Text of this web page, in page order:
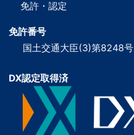
免許・認定
免許番号
国土交通大臣(3)第8248号
DX認定取得済